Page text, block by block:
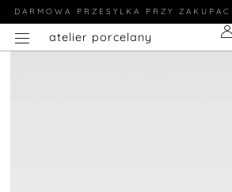
DARMOWA PRZESYLKA PRZY
atelier porcelany